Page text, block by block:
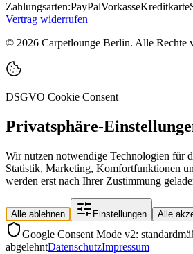
Zahlungsarten:PayPalVorkasseKreditkarte
Vertrag widerrufen
© 2026 Carpetlounge Berlin. Alle Rechte
DSGVO Cookie Consent
Privatsphäre-
Wir nutzen notwendige Technologien für
Statistik, Marketing, Komfortfunktionen
werden erst nach Ihrer Zustimmung
Alle ablehnen Einstellungen Alle
Google Consent Mode v2:
abgelehntDatenschutzImpressum